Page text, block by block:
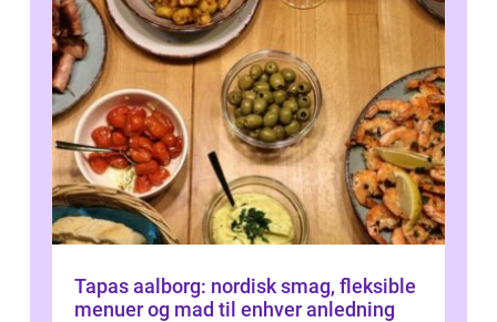
Tapas aalborg: nordisk smag, fleksible
menuer og mad til enhver anledning